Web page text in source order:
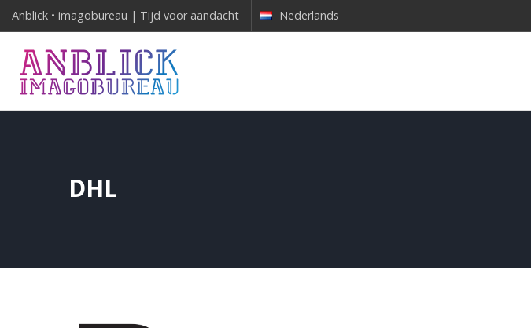
Anblick • imagobureau | Tijd voor aandacht Nederlands
DHL